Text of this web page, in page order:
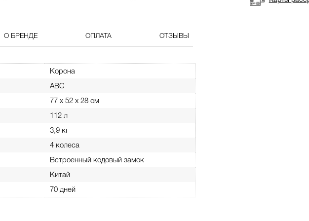
О БРЕНДЕ ОПЛАТА ОТЗЫВЫ
Корона
ABC
77 х 52 х 28 см
112 л
3,9 кг
4 колеса
Встроенный кодовый замок
Китай
70 дней